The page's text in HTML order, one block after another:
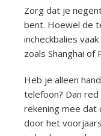
Zorg dat je
bent. Hoewel de
incheckbalies
zoals Shanghai of
Heb je alleen
telefoon? Dan
rekening mee dat
door het